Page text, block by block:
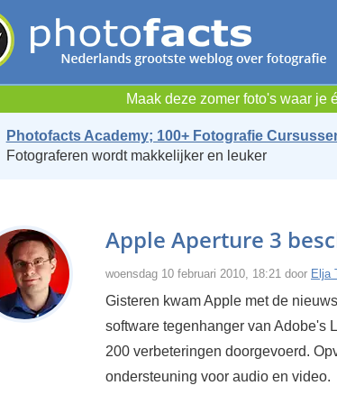
Maak deze zomer foto's waar je
Photofacts Academy; 100+ Fotografie
Fotograferen wordt makkelijker en leuker
Apple Aperture 3
woensdag 10 februari 2010, 18:21 door Elja
Gisteren kwam Apple met de
software tegenhanger van Adobe's
200 verbeteringen doorgevoerd.
ondersteuning voor audio en video.